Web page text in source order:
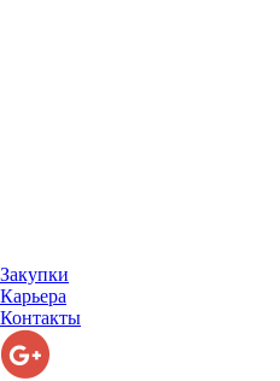
Закупки
Карьера
Контакты